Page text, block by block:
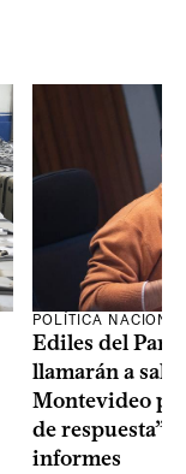
POLÍTICA
Ediles del
llamarán a sala
Montevideo
de respuesta”
informes